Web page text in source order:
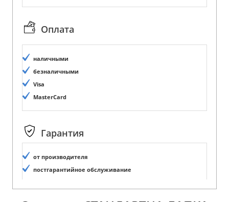
Оплата
наличными
безналичными
Visa
MasterCard
Гарантия
от производителя
постгарантийное обслуживание